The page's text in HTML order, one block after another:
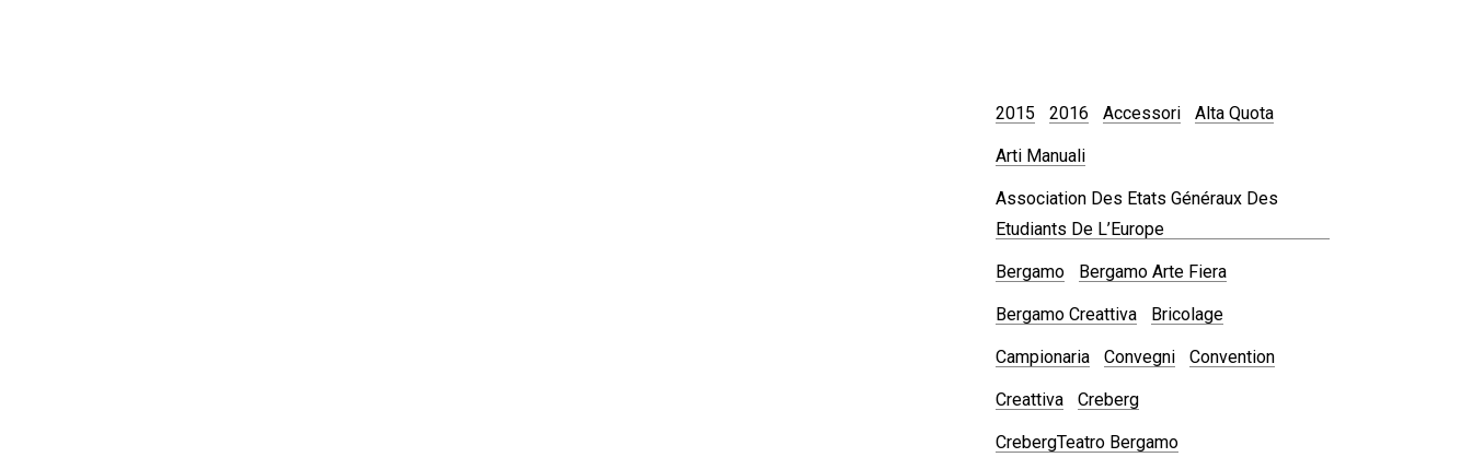
2015 2016 Accessori Alta Quota
Arti Manuali
Association Des Etats Généraux Des
Etudiants De L’Europe
Bergamo Bergamo Arte Fiera
Bergamo Creattiva Bricolage
Campionaria Convegni Convention
Creattiva Creberg
CrebergTeatro Bergamo